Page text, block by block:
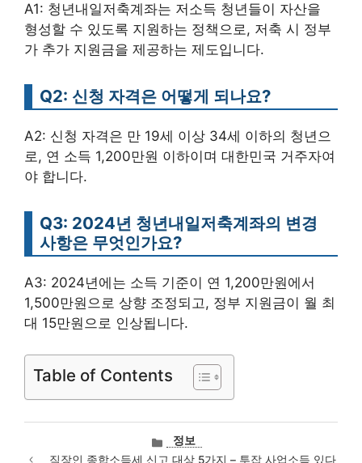
A1: 청년내일저축계좌는 저소득 청년들이 자산을
형성할 수 있도록 지원하는 정책으로, 저축 시 정부
가 추가 지원금을 제공하는 제도입니다.
Q2: 신청 자격은 어떻게 되나요?
A2: 신청 자격은 만 19세 이상 34세 이하의 청년으
로, 연 소득 1,200만원 이하이며 대한민국 거주자여
야 합니다.
Q3: 2024년 청년내일저축계좌의 변경
사항은 무엇인가요?
A3: 2024년에는 소득 기준이 연 1,200만원에서
1,500만원으로 상향 조정되고, 정부 지원금이 월 최
대 15만원으로 인상됩니다.
Table of Contents
카
테
정보
직장인 종합소득세 신고 대상 5가지 – 투잡 사업소득 있다